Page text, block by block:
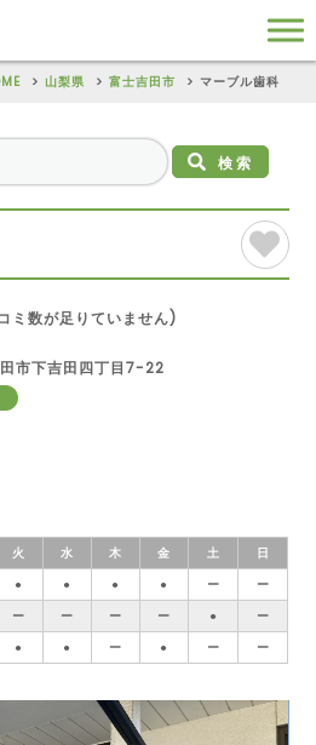
山梨県 富士吉田市 マーブル歯科
検索
ミ数が足りていません)
市下吉田四丁目7-22
火 水 木 金 土
日
● ● ● ● ー
ー
ー ー ー ー ●
ー
● ● ー ● ー ー